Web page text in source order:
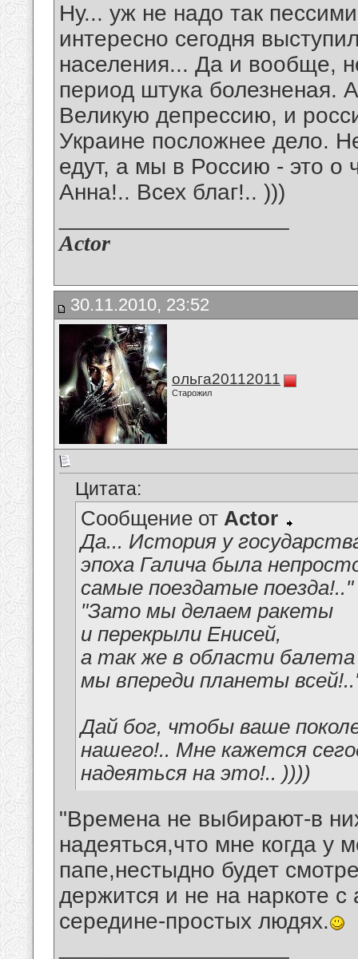
Ну... уж не надо так
интересно сегодня
населения... Да и вообще,
период штука болезненая.
Великую депрессию, и
Украине посложнее дело.
едут, а мы в Россию - это о
Анна!.. Всех благ!.. )))
Actor
30.11.2010, 23:52
ольга20112011
Старожил
Цитата:
Сообщение от Actor
Да... История у
эпоха Галича была
самые поездатые
"Зато мы делаем ракеты
и перекрыли Енисей,
а так же в области балета
мы впереди планеты
Дай бог, чтобы ваше
нашего!.. Мне кажется
надеяться на это!.. ))))
"Времена не выбирают-в
надеяться,что мне когда у
папе,нестыдно будет
держится и не на наркоте с
середине-простых людях.